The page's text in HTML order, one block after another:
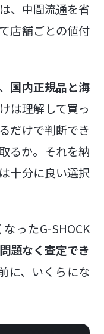
、中間流通を省
店舗ごとの値付
国内正規品と海
は理解して買っ
だけで判断でき
るか。それを納
十分に良い選択
ったG-SHOCK
題なく査定でき
に、いくらにな